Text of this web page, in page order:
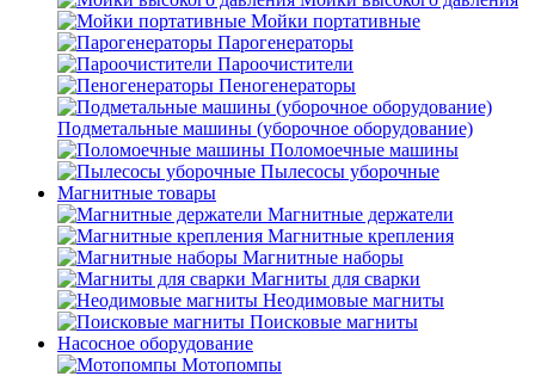
Мойки портативные
Парогенераторы
Пароочистители
Пеногенераторы
Подметальные машины (уборочное оборудование)
Поломоечные машины
Пылесосы уборочные
Магнитные товары
Магнитные держатели
Магнитные крепления
Магнитные наборы
Магниты для сварки
Неодимовые магниты
Поисковые магниты
Насосное оборудование
Мотопомпы